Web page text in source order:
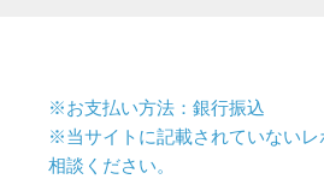
※お支払い方法：銀行振込
※当サイトに記載されていない
相談ください。